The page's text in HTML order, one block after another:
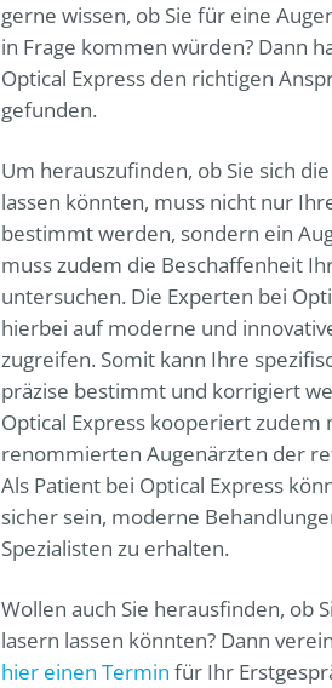
gerne wissen, ob Sie für eine
in Frage kommen würden? Dann
Optical Expressden richtigen
gefunden.
Um herauszufinden, ob Sie sich
lassen könnten, muss nicht nur
bestimmt werden, sondern ein
muss zudem die Beschaffenheit
untersuchen. Die Experten bei
hierbei auf moderne und
zugreifen. Somit kann Ihre
präzise bestimmt und korrigiert
Optical Expresskooperiert zudem
renommierten Augenärzten der
Als Patient bei Optical Express
sicher sein, moderne
Spezialisten zu erhalten.
Wollen auch Sie herausfinden, ob
lasern lassen könnten? Dann
hier einen Termin für Ihr